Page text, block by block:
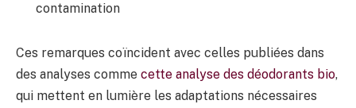
contamination
Ces remarques coïncident avec celles publiées dans
des analyses comme cette analyse des déodorants bio,
qui mettent en lumière les adaptations nécessaires